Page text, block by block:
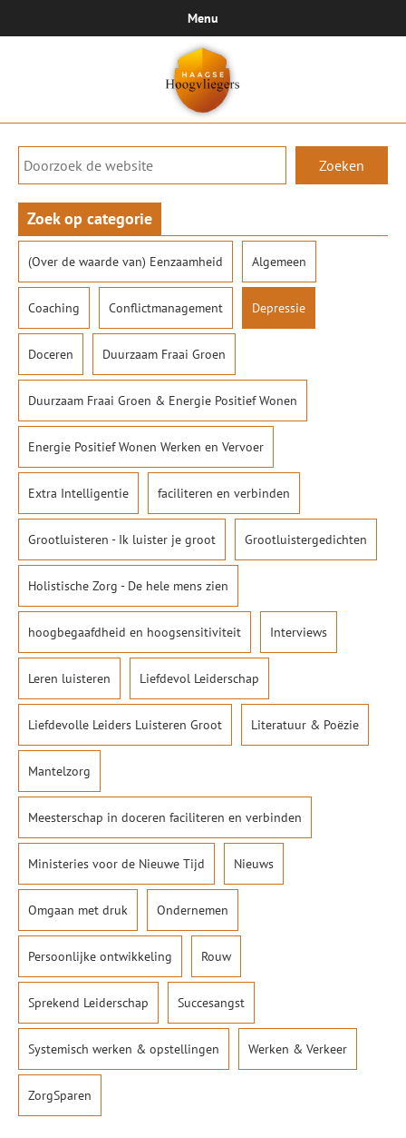
Menu
Zoeken
Zoek op categorie
(Over de waarde van) Eenzaamheid Algemeen
Coaching Conflictmanagement Depressie
Doceren Duurzaam Fraai Groen
Duurzaam Fraai Groen & Energie Positief Wonen
Energie Positief Wonen Werken en Vervoer
Extra Intelligentie faciliteren en verbinden
Grootluisteren - Ik luister je groot Grootluistergedichten
Holistische Zorg - De hele mens zien
hoogbegaafdheid en hoogsensitiviteit Interviews
Leren luisteren Liefdevol Leiderschap
Liefdevolle Leiders Luisteren Groot Literatuur & Poëzie
Mantelzorg
Meesterschap in doceren faciliteren en verbinden
Ministeries voor de Nieuwe Tijd Nieuws
Omgaan met druk Ondernemen
Persoonlijke ontwikkeling Rouw
Sprekend Leiderschap Succesangst
Systemisch werken & opstellingen Werken & Verkeer
ZorgSparen